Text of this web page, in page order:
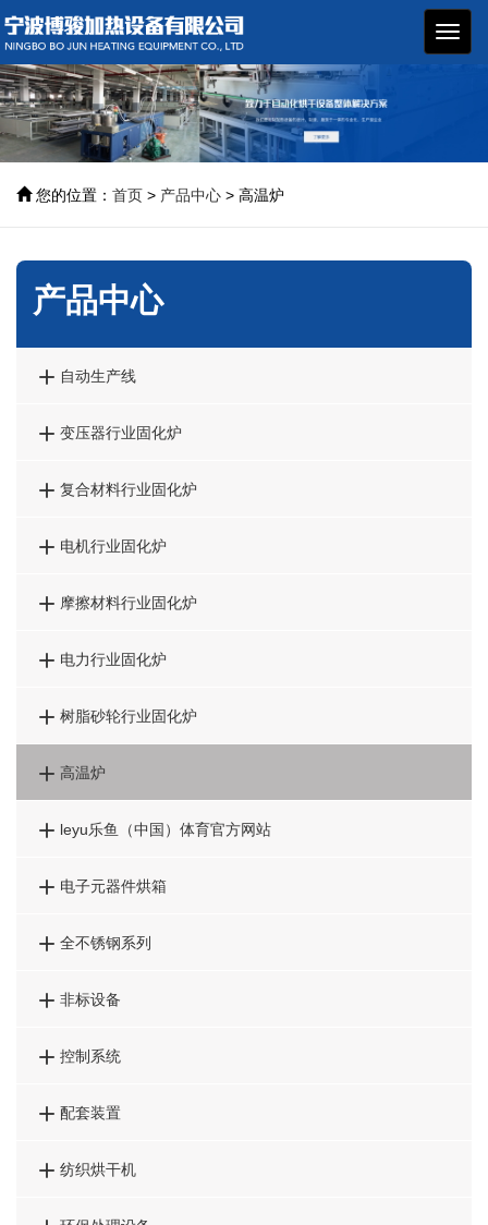
博骏
加热
您的位置： 首页 > 产品中心 > 高温炉
产品中心
 自动生产线
 变压器行业固化炉
 复合材料行业固化炉
 电机行业固化炉
 摩擦材料行业固化炉
 电力行业固化炉
 树脂砂轮行业固化炉
 高温炉
 leyu乐鱼（中国）体育官方网站
 电子元器件烘箱
 全不锈钢系列
 非标设备
 控制系统
 配套装置
 纺织烘干机